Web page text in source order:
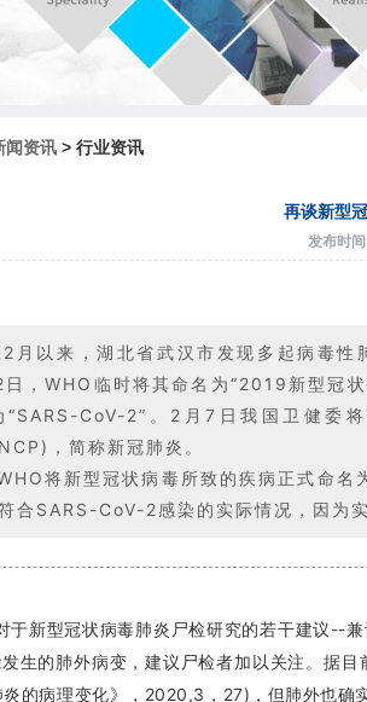
闻资讯 > 行业资讯
再谈新型
发布时
月以来，湖北省武汉市发现多起病毒性
，WHO临时将其命名为“2019新型冠
“SARS-CoV-2”。2月7日我国卫健
，简称新冠肺炎。
将新型冠状病毒所致的疾病正式命
合SARS-CoV-2感染的实际情况，因为
于新型冠状病毒肺炎尸检研究的若干建议--
生的肺外病变，建议尸检者加以关注。据
的病理变化》，2020,3，27)，但肺外也确